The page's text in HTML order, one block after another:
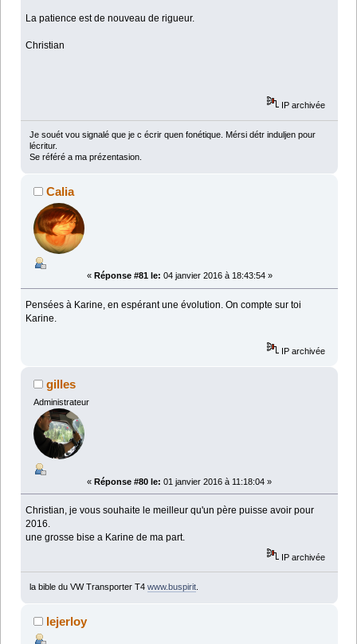
La patience est de nouveau de rigueur.
Christian
IP archivée
Je souét vou signalé que je c écrir quen fonétique. Mérsi détr induljen pour
lécritur.
Se référé a ma prézentasion.
Calia
« Réponse #81 le: 04 janvier 2016 à 18:43:54 »
Pensées à Karine, en espérant une évolution. On compte sur toi
Karine.
IP archivée
gilles
Administrateur
« Réponse #80 le: 01 janvier 2016 à 11:18:04 »
Christian, je vous souhaite le meilleur qu'un père puisse avoir pour
2016.
une grosse bise a Karine de ma part.
IP archivée
la bible du VW Transporter T4 www.buspirit.
lejerloy